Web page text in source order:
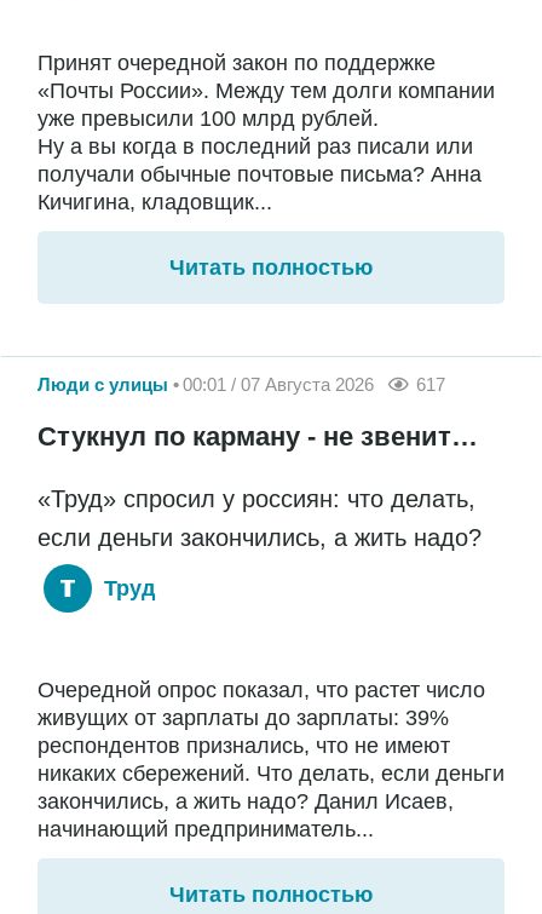
Принят очередной закон по поддержке
«Почты России». Между тем долги компании
уже превысили 100 млрд рублей.
Ну а вы когда в последний раз писали или
получали обычные почтовые письма? Анна
Кичигина, кладовщик...
Читать полностью
Люди с улицы 00:01 / 07 Августа 2026 617
Стукнул по карману - не звенит…
«Труд» спросил у россиян: что делать,
если деньги закончились, а жить надо?
Труд
Очередной опрос показал, что растет число
живущих от зарплаты до зарплаты: 39%
респондентов признались, что не имеют
никаких сбережений. Что делать, если деньги
закончились, а жить надо? Данил Исаев,
начинающий предприниматель...
Читать полностью